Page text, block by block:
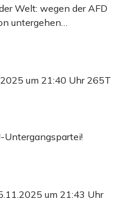
Welt: wegen der AFD
untergehen…
um 21:40 Uhr 265T
Untergangspartei!
um 21:43 Uhr